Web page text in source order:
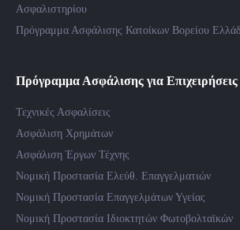
Ασφαλιστηρίου
Πρόγραμμα Ασφάλισης Κατοίκων Βορείου
Πρόγραμμα Ασφάλισης για Επιχειρήσεις
Τεχνικές Ασφαλίσεις
Ασφάλιση Χρημάτων
Ασφάλιση Έργων Τέχνης
Νομική Προστασία Ελεύθ. Επαγγελματιών
Νομική Προστασία Επαγγελμάτων Υγείας
Νομική Προστασία Ιδιοκτητών Φωτοβολταϊκών